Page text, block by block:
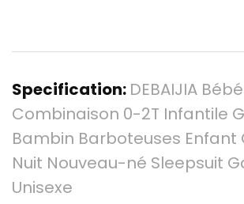
Specification: DEBAIJIA Bébé
Combinaison 0-2T Infantile
Bambin Barboteuses Enfant
Nuit Nouveau-né Sleepsuit
Unisexe